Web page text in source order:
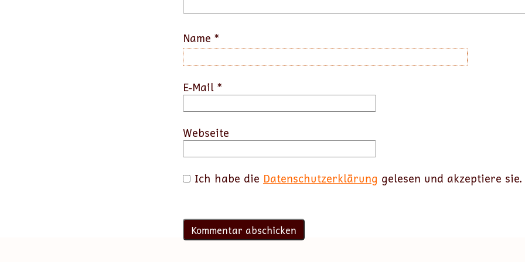
Name *
E-Mail *
Webseite
Ich habe die Datenschutzerklärung gelesen und akzeptiere sie.